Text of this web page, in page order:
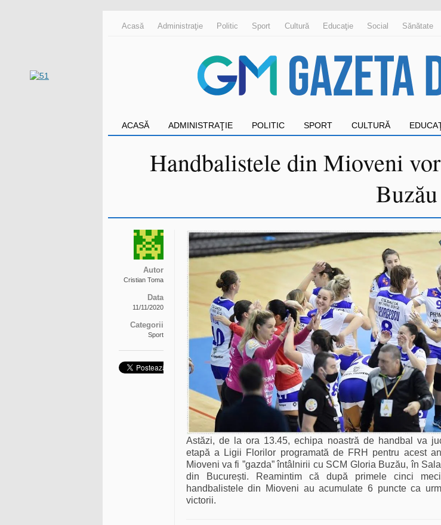
Acasă Administraţie Politic Sport Cultură Educaţie Social Sănătate
ACASĂ ADMINISTRAŢIE POLITIC SPORT CULTURĂ
Handbalistele din Mioveni
Buzău
Autor
Cristian Toma
Data
11/11/2020
Categorii
Sport
Astăzi, de la ora 13.45, echipa noastră de handbal va
etapă a Ligii Florilor programată de FRH pentru acest
Mioveni va fi ”gazda” întâlnirii cu SCM Gloria Buzău, în
din București. Reamintim că după primele cinci
handbalistele din Mioveni au acumulate 6 puncte ca
victorii.